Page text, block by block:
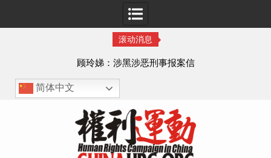
滚动消息
顾玲娣：涉黑涉恶刑事报案信
简体中文